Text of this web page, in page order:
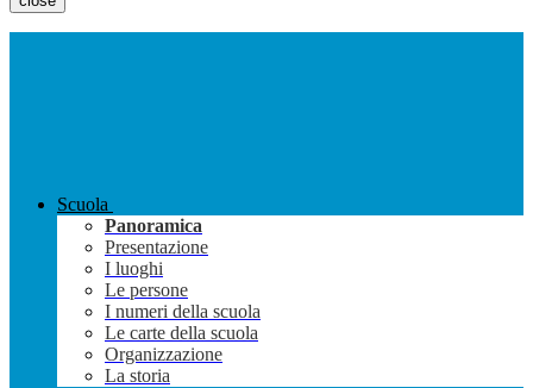
Scuola
Panoramica
Presentazione
I luoghi
Le persone
I numeri della scuola
Le carte della scuola
Organizzazione
La storia